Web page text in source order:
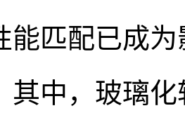
能匹配已成
其中，玻璃